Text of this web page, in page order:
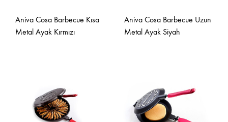
Aniva Cosa Barbecue Kısa
Metal Ayak Kırmızı
Aniva Cosa Barbecue Uzun
Metal Ayak Siyah